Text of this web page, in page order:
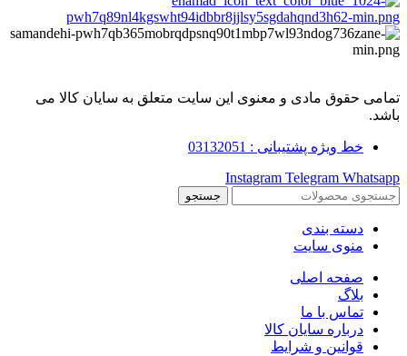
تمامی حقوق مادی و معنوی این سایت متعلق به سایان کالا می
باشد.
خط ویژه پشتیبانی : 03132051
Instagram Telegram Whatsapp
جستجو
دسته بندی
منوی سایت
صفحه اصلی
بلاگ
تماس با ما
درباره سایان کالا
قوانین و شرایط